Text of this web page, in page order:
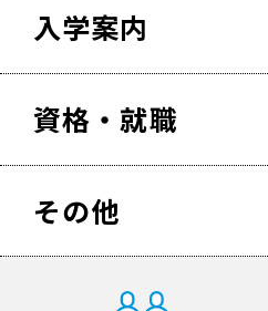
入学案内
資格・就職
その他